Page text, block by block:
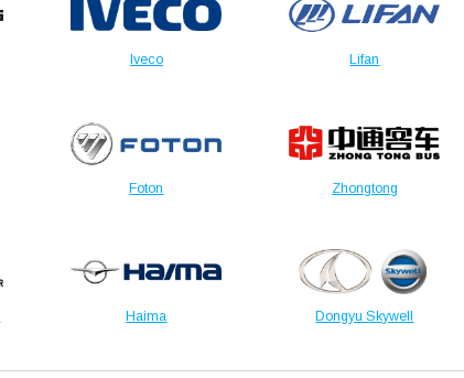
Iveco Lifan
Foton Zhongtong
Haima Dongyu Skywell